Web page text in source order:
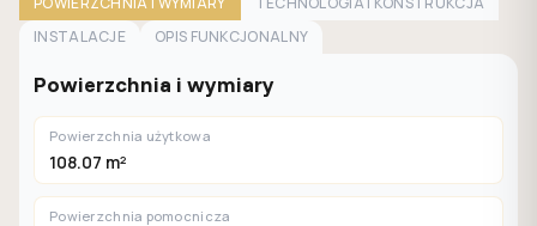
INSTALACJE
OPIS FUNKCJONALNY
Powierzchnia i wymiary
Powierzchnia użytkowa
108.07 m²
Powierzchnia pomocnicza